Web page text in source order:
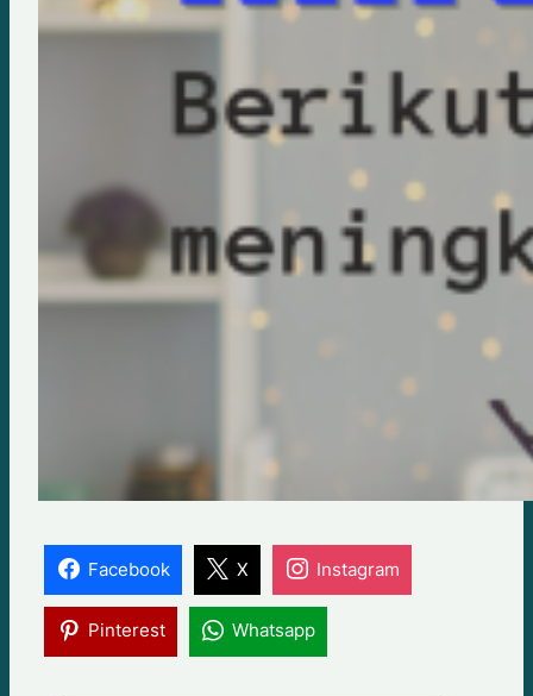
Facebook X Instagram
Pinterest Whatsapp